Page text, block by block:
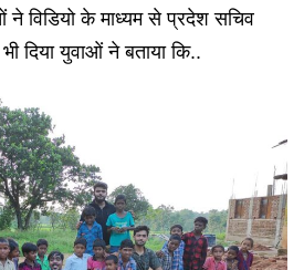
ने विडियो के माध्यम से प्रदेश सचिव
दिया युवाओं ने बताया कि..